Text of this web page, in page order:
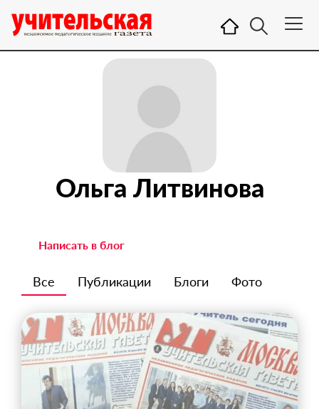
Ольга Литвинова
Написать в блог
Все Публикации Блоги Фото